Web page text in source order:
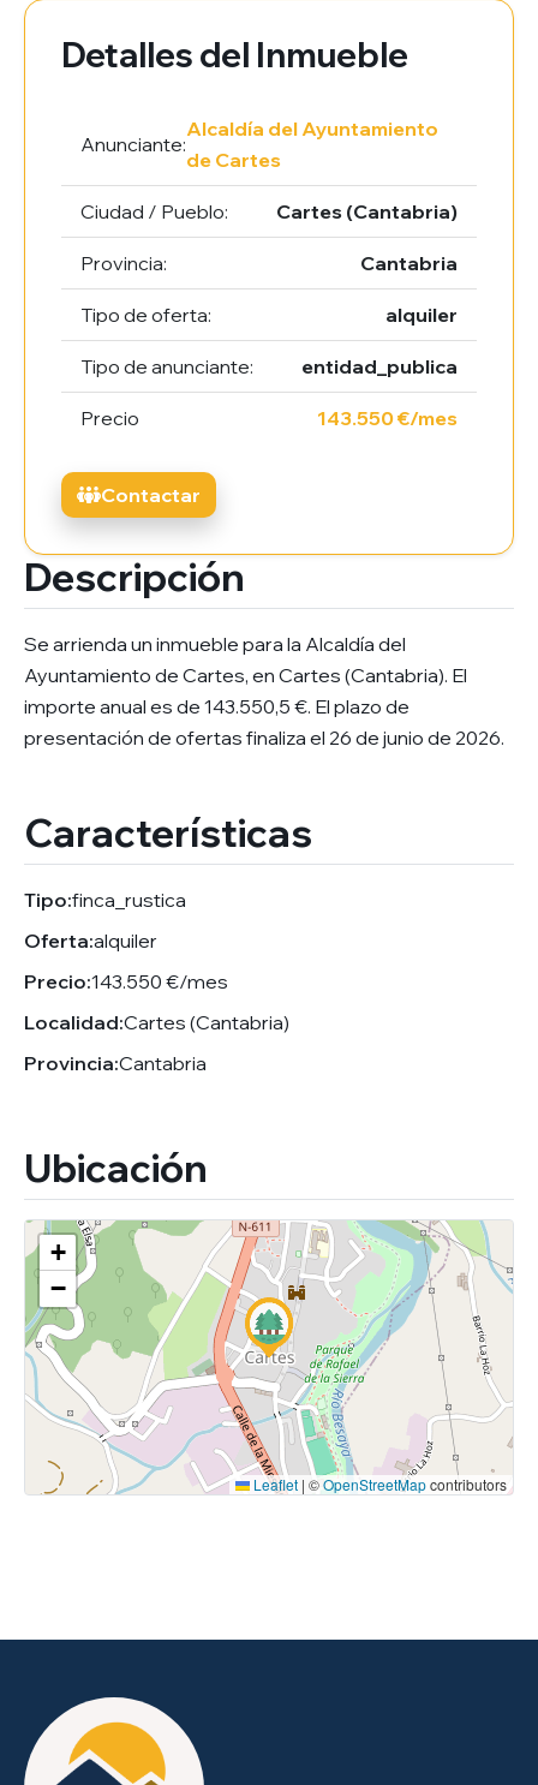
Descripción
Se arrienda un inmueble para la Alcaldía del
Ayuntamiento de Cartes, en Cartes (Cantabria). El
importe anual es de 143.550,5 €. El plazo de
presentación de ofertas finaliza el 26 de junio de 2026.
Características
Tipo:finca_rustica
Oferta:alquiler
Precio:143.550 €/mes
Localidad:Cartes (Cantabria)
Provincia:Cantabria
Ubicación
+
−
Leaflet | ©OpenStreetMapcontributors
Detalles del Inmueble
Anunciante:
Alcaldía del Ayuntamiento
de Cartes
Ciudad / Pueblo: Cartes (Cantabria)
Provincia: Cantabria
Tipo de oferta: alquiler
Tipo de anunciante: entidad_publica
Precio 143.550 €/mes
Contactar